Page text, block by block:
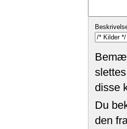
disse
Du
den